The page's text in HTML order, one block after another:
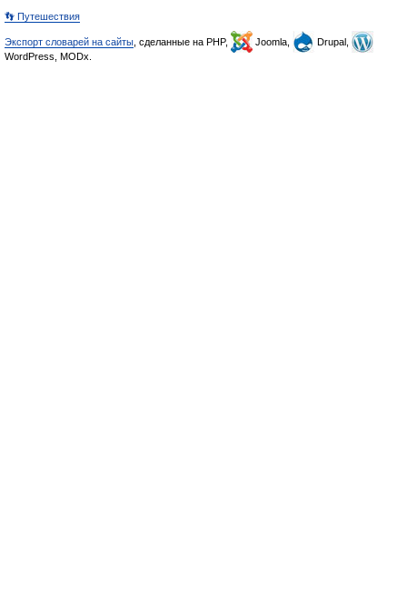
👣 Путешествия
Экспорт словарей на сайты , сделанные на PHP, Joomla,
Drupal,
WordPress, MODx.